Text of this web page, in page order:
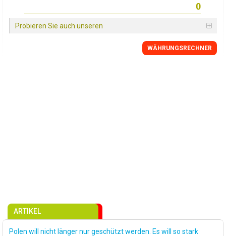
Probieren Sie auch unseren
WÄHRUNGSRECHNER
ARTIKEL
Polen will nicht länger nur geschützt werden. Es will so stark